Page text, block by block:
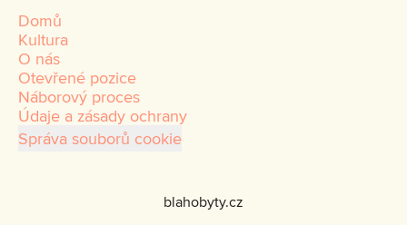
Domů
Kultura
O nás
Otevřené pozice
Náborový proces
Údaje a zásady ochrany
Správa souborů cookie
blahobyty.cz